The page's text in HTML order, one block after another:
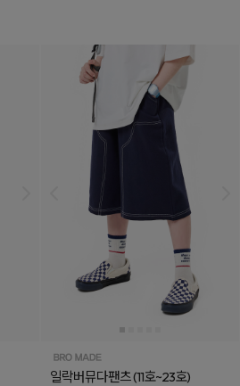
일락버뮤다팬츠(11호~23호)